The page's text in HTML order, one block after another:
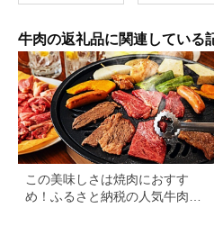
肉 高級 人気 お
日本三大和牛 松阪 松
坂牛 松坂 モモ
シチュー カレー
り 三重県 多気町
32
牛肉の返礼品に関連している
この美味しさは焼肉におすす
め！ふるさと納税の人気牛肉還